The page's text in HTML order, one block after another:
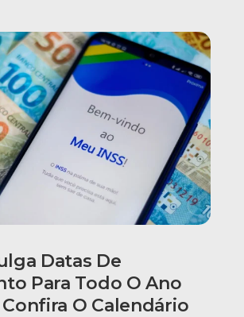
Datas De
Para Todo O Ano
Confira O Calendário